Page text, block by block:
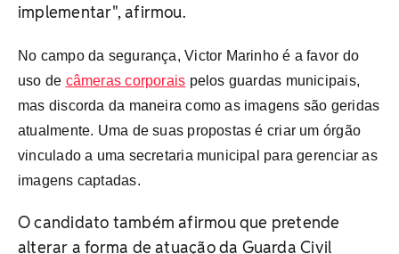
implementar", afirmou.
No campo da segurança, Victor Marinho é a favor do
uso de câmeras corporais pelos guardas municipais,
mas discorda da maneira como as imagens são geridas
atualmente. Uma de suas propostas é criar um órgão
vinculado a uma secretaria municipal para gerenciar as
imagens captadas.
O candidato também afirmou que pretende
alterar a forma de atuação da Guarda Civil